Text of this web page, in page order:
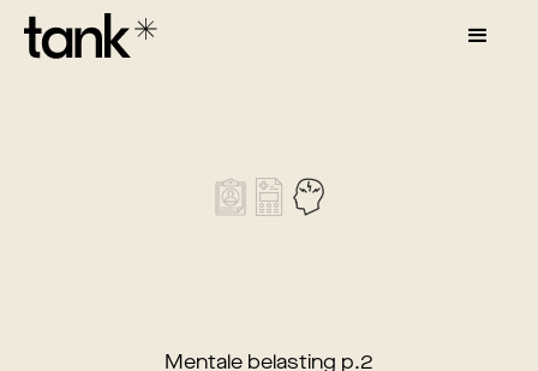
Mentale belasting p.2